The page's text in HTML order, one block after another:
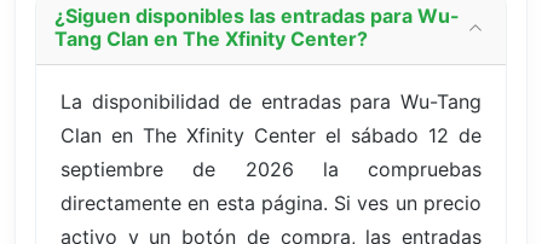
¿Siguen disponibles las entradas para Wu-
Tang Clan en The Xfinity Center?
La disponibilidad de entradas para Wu-Tang
Clan en The Xfinity Center el sábado 12 de
septiembre de 2026 la compruebas
directamente en esta página. Si ves un precio
activo y un botón de compra, las entradas